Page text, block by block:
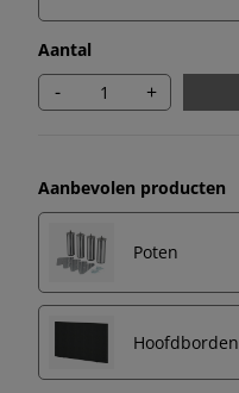
Aantal
- +
Aanbevolen producten
Poten
Hoofdborden